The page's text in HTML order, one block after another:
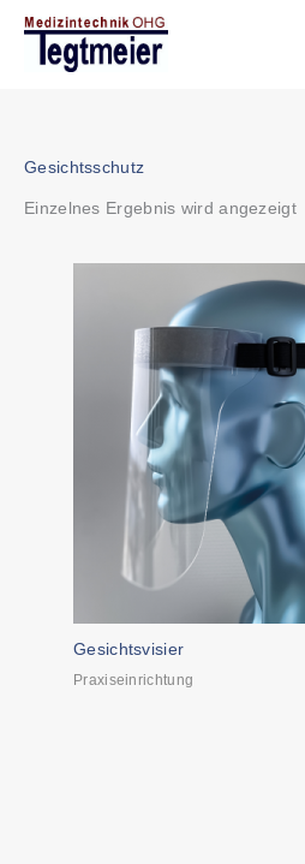
Inhalt
springen
Gesichtsschutz
Einzelnes Ergebnis wird angezeigt
Gesichtsvisier
Praxiseinrichtung